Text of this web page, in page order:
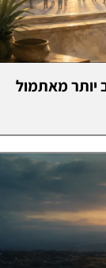
יותר מאתמול